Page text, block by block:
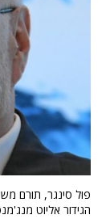
פול סינגר, תורם
הגידור אליוט